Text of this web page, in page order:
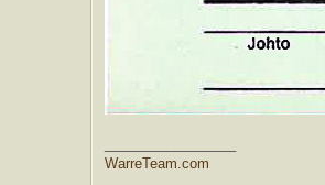
WarreTeam.com